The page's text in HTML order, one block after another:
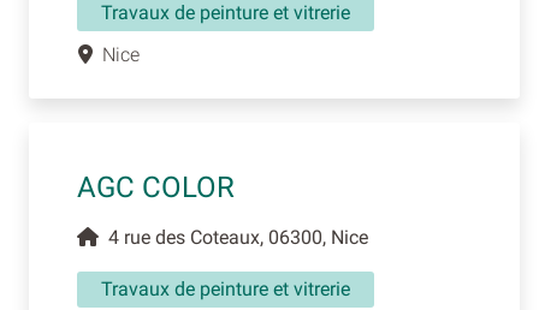
Travaux de peinture et vitrerie
Nice
AGC COLOR
4 rue des Coteaux, 06300, Nice
Travaux de peinture et vitrerie